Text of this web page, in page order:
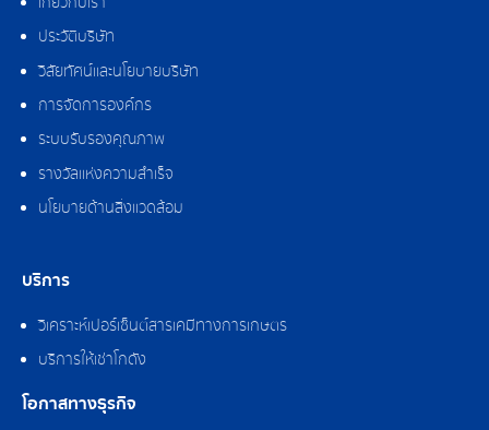
ประวัติบริษัท
วิสัยทัศน์และนโยบายบริษัท
การจัดการองค์กร
ระบบรับรองคุณภาพ
รางวัลแห่งความสำเร็จ
นโยบายด้านสิ่งแวดล้อม
บริการ
วิเคราะห์เปอร์เซ็นต์สารเคมีทางการเกษตร
บริการให้เช่าโกดัง
โอกาสทางธุรกิจ